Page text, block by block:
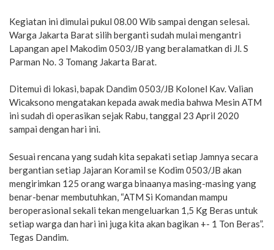
Kegiatan ini dimulai pukul 08.00 Wib sampai dengan selesai.
Warga Jakarta Barat silih berganti sudah mulai mengantri
Lapangan apel Makodim 0503/JB yang beralamatkan di Jl. S
Parman No. 3 Tomang Jakarta Barat.
Ditemui di lokasi, bapak Dandim 0503/JB Kolonel Kav. Valian
Wicaksono mengatakan kepada awak media bahwa Mesin ATM
ini sudah di operasikan sejak Rabu, tanggal 23 April 2020
sampai dengan hari ini.
Sesuai rencana yang sudah kita sepakati setiap Jamnya secara
bergantian setiap Jajaran Koramil se Kodim 0503/JB akan
mengirimkan 125 orang warga binaanya masing-masing yang
benar-benar membutuhkan, “ATM Si Komandan mampu
beroperasional sekali tekan mengeluarkan 1,5 Kg Beras untuk
setiap warga dan hari ini juga kita akan bagikan +- 1 Ton Beras”.
Tegas Dandim.